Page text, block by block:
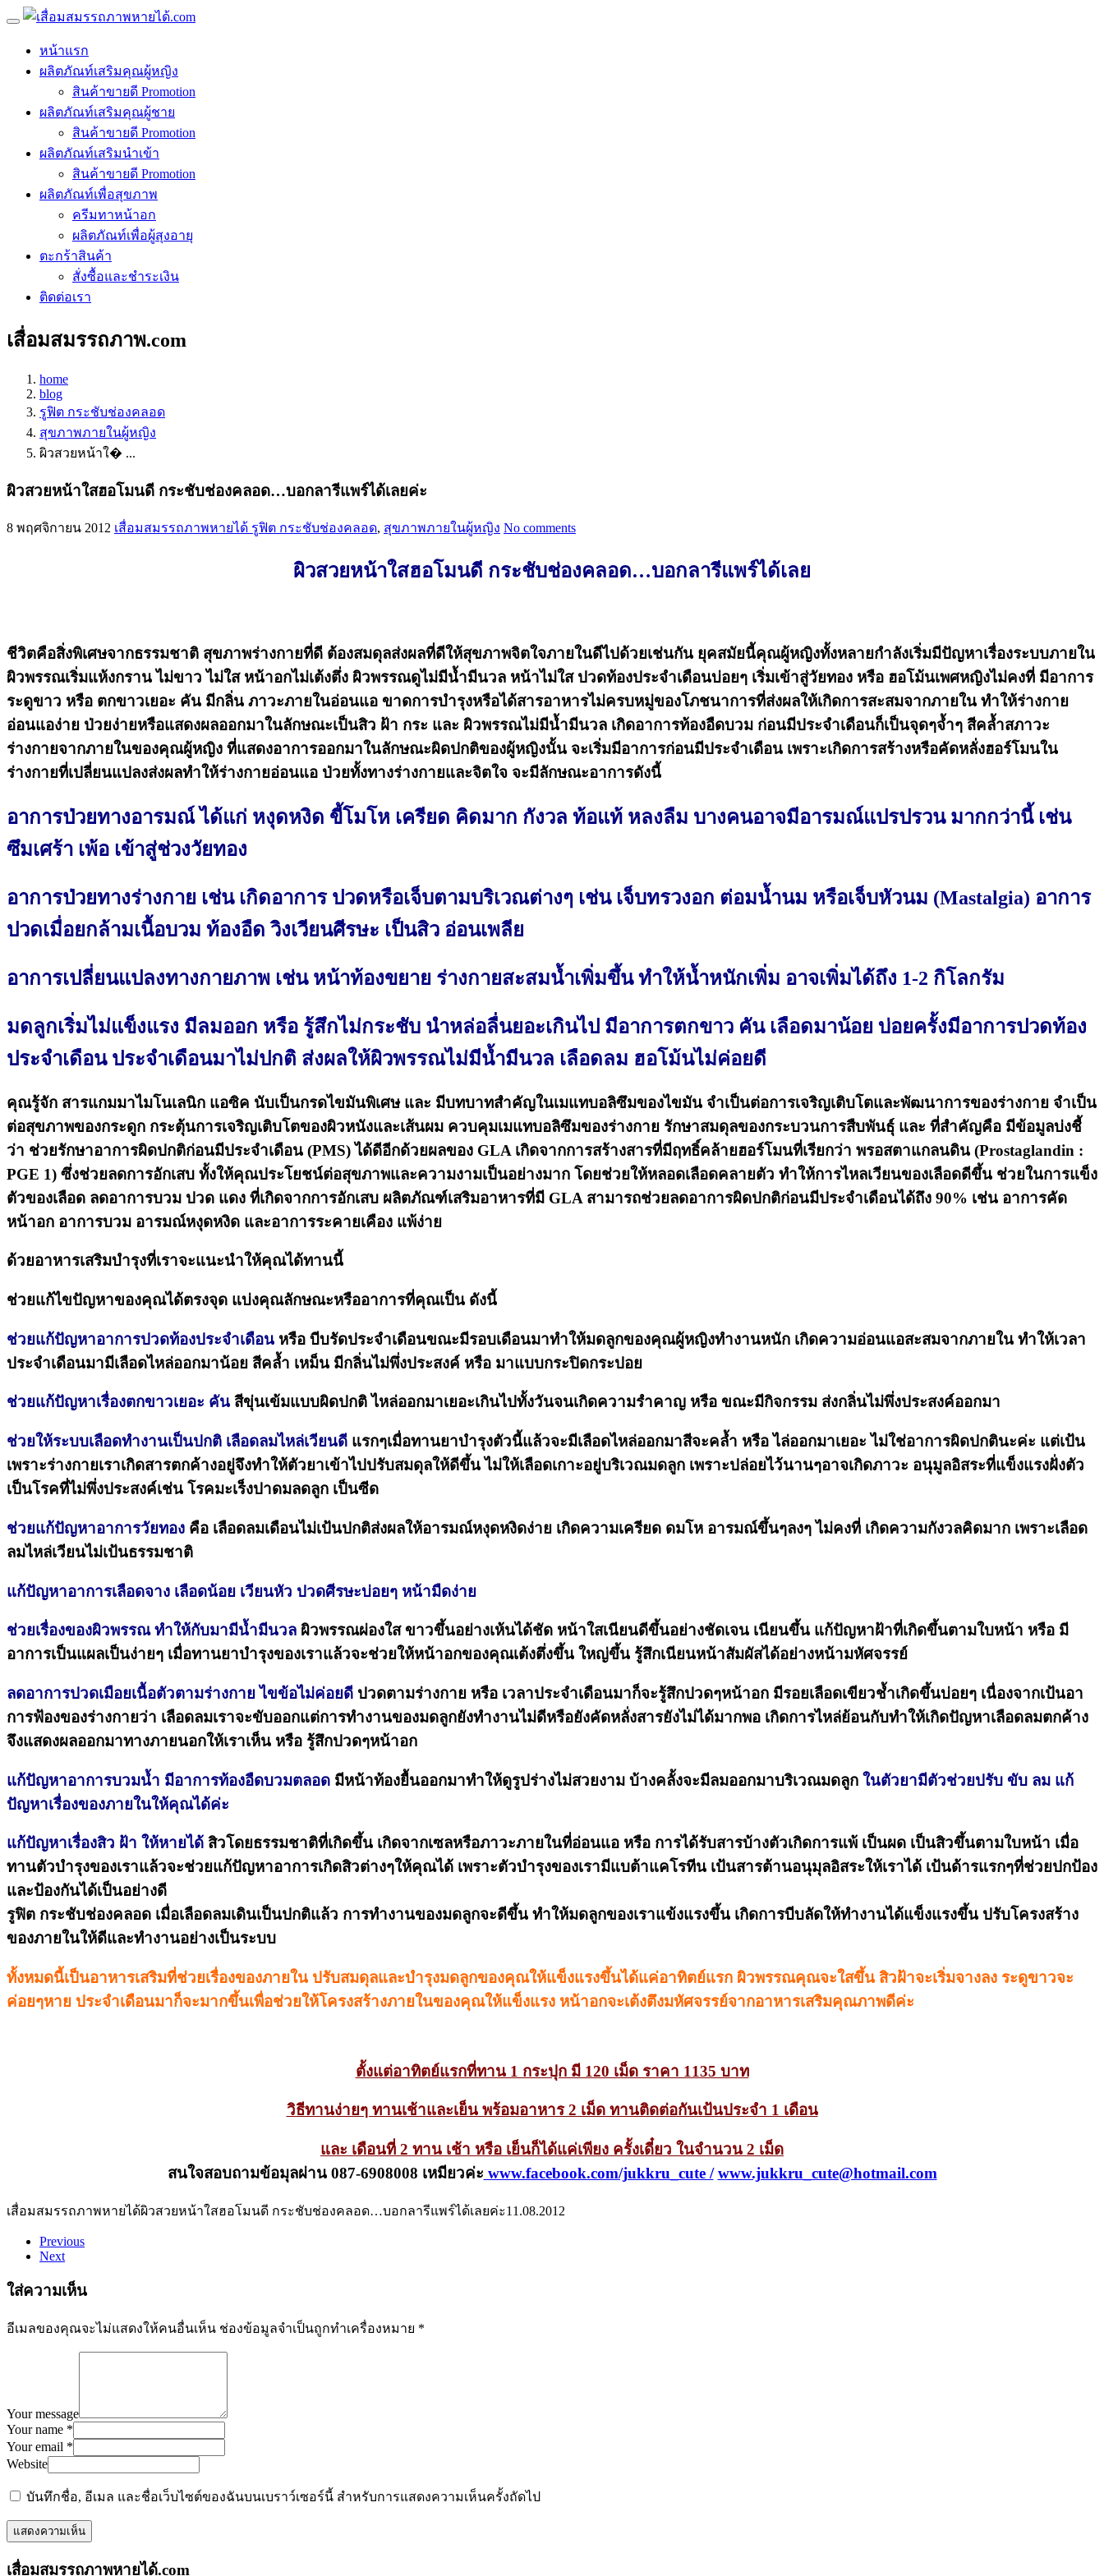
หน้าแรก
ผลิตภัณท์เสริมคุณผู้หญิง
สินค้าขายดี Promotion
ผลิตภัณท์เสริมคุณผู้ชาย
สินค้าขายดี Promotion
ผลิตภัณท์เสริมนำเข้า
สินค้าขายดี Promotion
ผลิตภัณท์เพื่อสุขภาพ
ครีมทาหน้าอก
ผลิตภัณท์เพื่อผู้สุงอายุ
ตะกร้าสินค้า
สั่งซื้อและชำระเงิน
ติดต่อเรา
เสื่อมสมรรถภาพ.com
home
blog
รูฟิต กระชับช่องคลอด
สุขภาพภายในผู้หญิง
ผิวสวยหน้าใ� ...
ผิวสวยหน้าใสฮอโมนดี กระชับช่องคลอด…บอกลารีแพร์ได้เลยค่ะ
8 พฤศจิกายน 2012 เสื่อมสมรรถภาพหายได้ รูฟิต กระชับช่องคลอด, สุขภาพภายในผู้หญิง No comments
ผิวสวยหน้าใสฮอโมนดี กระชับช่องคลอด…บอกลารีแพร์ได้เลย
ชีวิตคือสิ่งพิเศษจากธรรมชาติ สุขภาพร่างกายที่ดี ต้องสมดุลส่งผลที่ดีให้สุขภาพจิตใจภายในดีไปด้วยเช่นกัน ยุคสมัยนี้คุณผู้หญิงทั้งหลายกำลังเริ่มมีปัญหาเรื่องระบบภายใน
ผิวพรรณเริ่มแห้งกราน ไม่ขาว ไม่ใส หน้าอกไม่เต้งตึ่ง ผิวพรรณดูไม่มีน้ำมีนวล หน้าไม่ใส ปวดท้องประจำเดือนบ่อยๆ เริ่มเข้าสู่วัยทอง หรือ ฮอโม้นเพศหญิงไม่คงที่ มีอาการ
ระดูขาว หรือ ตกขาวเยอะ คัน มีกลิ่น ภาวะภายในอ่อนแอ ขาดการบำรุงหรือได้สารอาหารไม่ครบหมู่ของโภชนาการที่ส่งผลให้เกิดการสะสมจากภายใน ทำให้ร่างกาย
อ่อนแอง่าย ป่วยง่ายหรือแสดงผลออกมาในลักษณะเป็นสิว ฝ้า กระ และ ผิวพรรณไม่มีน้ำมีนวล เกิดอาการท้องอืดบวม ก่อนมีประจำเดือนก็เป็นจุดๆจ้ำๆ สีคล้ำสภาวะ
ร่างกายจากภายในของคุณผู้หญิง ที่แสดงอาการออกมาในลักษณะผิดปกติของผู้หญิงนั้น จะเริ่มมีอาการก่อนมีประจำเดือน เพราะเกิดการสร้างหรือคัดหลั่งฮอร์โมนใน
ร่างกายที่เปลี่ยนแปลงส่งผลทำให้ร่างกายอ่อนแอ ป่วยทั้งทางร่างกายและจิตใจ จะมีลักษณะอาการดังนี้
อาการป่วยทางอารมณ์ ได้แก่ หงุดหงิด ขี้โมโห เครียด คิดมาก กังวล ท้อแท้ หลงลืม บางคนอาจมีอารมณ์แปรปรวน มากกว่านี้ เช่น
ซึมเศร้า เพ้อ เข้าสู่ช่วงวัยทอง
อาการป่วยทางร่างกาย เช่น เกิดอาการ ปวดหรือเจ็บตามบริเวณต่างๆ เช่น เจ็บทรวงอก ต่อมน้ำนม หรือเจ็บหัวนม (Mastalgia) อาการ
ปวดเมื่อยกล้ามเนื้อบวม ท้องอืด วิงเวียนศีรษะ เป็นสิว อ่อนเพลีย
อาการเปลี่ยนแปลงทางกายภาพ เช่น หน้าท้องขยาย ร่างกายสะสมน้ำเพิ่มขึ้น ทำให้น้ำหนักเพิ่ม อาจเพิ่มได้ถึง 1-2 กิโลกรัม
มดลูกเริ่มไม่แข็งแรง มีลมออก หรือ รู้สึกไม่กระชับ นำหล่อลื่นยอะเกินไป มีอาการตกขาว คัน เลือดมาน้อย บ่อยครั้งมีอาการปวดท้อง
ประจำเดือน ประจำเดือนมาไม่ปกติ ส่งผลให้ผิวพรรณไม่มีน้ำมีนวล เลือดลม ฮอโม้นไม่ค่อยดี
คุณรู้จัก สารแกมมาไมโนเลนิก แอซิค นับเป็นกรดไขมันพิเศษ และ มีบทบาทสำคัญในเมแทบอลิซึมของไขมัน จำเป็นต่อการเจริญเติบโตและพัฒนาการของร่างกาย จำเป็น
ต่อสุขภาพของกระดูก กระตุ้นการเจริญเติบโตของผิวหนังและเส้นผม ควบคุมเมแทบอลิซึมของร่างกาย รักษาสมดุลของกระบวนการสืบพันธุ์ และ ที่สำคัญคือ มีข้อมูลบ่งชี้
ว่า ช่วยรักษาอาการผิดปกติก่อนมีประจำเดือน (PMS) ได้ดีอีกด้วยผลของ GLA เกิดจากการสร้างสารที่มีฤทธิ์คล้ายฮอร์โมนที่เรียกว่า พรอสตาแกลนดิน (Prostaglandin :
PGE 1) ซึ่งช่วยลดการอักเสบ ทั้งให้คุณประโยชน์ต่อสุขภาพและความงามเป็นอย่างมาก โดยช่วยให้หลอดเลือดคลายตัว ทำให้การไหลเวียนของเลือดดีขึ้น ช่วยในการแข็ง
ตัวของเลือด ลดอาการบวม ปวด แดง ที่เกิดจากการอักเสบ ผลิตภัณฑ์เสริมอาหารที่มี GLA สามารถช่วยลดอาการผิดปกติก่อนมีประจำเดือนได้ถึง 90% เช่น อาการคัด
หน้าอก อาการบวม อารมณ์หงุดหงิด และอาการระคายเคือง แพ้ง่าย
ด้วยอาหารเสริมบำรุงที่เราจะแนะนำให้คุณได้ทานนี้
ช่วยแก้ไขปัญหาของคุณได้ตรงจุด แบ่งคุณลักษณะหรืออาการที่คุณเป็น ดังนี้
ช่วยแก้ปัญหาอาการปวดท้องประจำเดือน หรือ บีบรัดประจำเดือนขณะมีรอบเดือนมาทำให้มดลูกของคุณผู้หญิงทำงานหนัก เกิดความอ่อนแอสะสมจากภายใน ทำให้เวลา
ประจำเดือนมามีเลือดไหล่ออกมาน้อย สีคล้ำ เหม็น มีกลิ่นไม่พึ่งประสงค์ หรือ มาแบบกระปิดกระปอย
ช่วยแก้ปัญหาเรื่องตกขาวเยอะ คัน สีขุ่นเข้มแบบผิดปกติ ไหล่ออกมาเยอะเกินไปทั้งวันจนเกิดความรำคาญ หรือ ขณะมีกิจกรรม ส่งกลิ่นไม่พึ่งประสงค์ออกมา
ช่วยให้ระบบเลือดทำงานเป็นปกติ เลือดลมไหล่เวียนดี แรกๆเมื่อทานยาบำรุงตัวนี้แล้วจะมีเลือดไหล่ออกมาสีจะคล้ำ หรือ ไล่ออกมาเยอะ ไม่ใช่อาการผิดปกตินะค่ะ แต่เป้น
เพราะร่างกายเราเกิดสารตกค้างอยู่จึงทำให้ตัวยาเข้าไปปรับสมดุลให้ดีขึ้น ไม่ให้เลือดเกาะอยู่บริเวณมดลูก เพราะปล่อยไว้นานๆอาจเกิดภาวะ อนุมูลอิสระที่แข็งแรงฝั่งตัว
เป็นโรคที่ไม่พึ่งประสงค์เช่น โรคมะเร็งปาดมลดลูก เป็นซีด
ช่วยแก้ปัญหาอาการวัยทอง คือ เลือดลมเดือนไม่เป้นปกติส่งผลให้อารมณ์หงุดหงิดง่าย เกิดความเครียด ดมโห อารมณ์ขึ้นๆลงๆ ไม่คงที่ เกิดความกังวลคิดมาก เพราะเลือด
ลมไหล่เวียนไม่เป้นธรรมชาติ
แก้ปัญหาอาการเลือดจาง เลือดน้อย เวียนหัว ปวดศีรษะบ่อยๆ หน้ามืดง่าย
ช่วยเรื่องของผิวพรรณ ทำให้กับมามีน้ำมีนวล ผิวพรรณผ่องใส ขาวขึ้นอย่างเห้นได้ชัด หน้าใสเนียนดีขึ้นอย่างชัดเจน เนียนขึ้น แก้ปัญหาฝ้าที่เกิดขึ้นตามใบหน้า หรือ มี
อาการเป็นแผลเป็นง่ายๆ เมื่อทานยาบำรุงของเราแล้วจะช่วยให้หน้าอกของคุณเต้งตึ่งขึ้น ใหญ่ขึ้น รู้สึกเนียนหน้าสัมผัสได้อย่างหน้ามหัศจรรย์
ลดอาการปวดเมือยเนื้อตัวตามร่างกาย ไขข้อไม่ค่อยดี ปวดตามร่างกาย หรือ เวลาประจำเดือนมาก็จะรู้สึกปวดๆหน้าอก มีรอยเลือดเขียวช้ำเกิดขึ้นบ่อยๆ เนื่องจากเป้นอา
การฟ้องของร่างกายว่า เลือดลมเราจะขับออกแต่การทำงานของมดลูกยังทำงานไม่ดีหรือยังคัดหลั่งสารยังไม่ได้มากพอ เกิดการไหล่ย้อนกับทำให้เกิดปัญหาเลือดลมตกค้าง
จึงแสดงผลออกมาทางภายนอกให้เราเห็น หรือ รู้สึกปวดๆหน้าอก
แก้ปัญหาอาการบวมน้ำ มีอาการท้องอืดบวมตลอด มีหน้าท้องยื้นออกมาทำให้ดูรูปร่างไม่สวยงาม บ้างคลั้งจะมีลมออกมาบริเวณมดลูก ในตัวยามีตัวช่วยปรับ ขับ ลม แก้
ปัญหาเรื่องของภายในให้คุณได้ค่ะ
แก้ปัญหาเรื่องสิว ฝ้า ให้หายได้ สิวโดยธรรมชาติที่เกิดขึ้น เกิดจากเซลหรือภาวะภายในที่อ่อนแอ หรือ การได้รับสารบ้างตัวเกิดการแพ้ เป็นผด เป็นสิวขึ้นตามใบหน้า เมื่อ
ทานตัวบำรุงของเราแล้วจะช่วยแก้ปัญหาอาการเกิดสิวต่างๆให้คุณได้ เพราะตัวบำรุงของเรามีแบต้าแคโรทีน เป้นสารต้านอนุมุลอิสระให้เราได้ เป้นด้ารแรกๆที่ช่วยปกป้อง
และป้องกันได้เป็นอย่างดี
รูฟิต กระชับช่องคลอด เมื่อเลือดลมเดินเป็นปกติแล้ว การทำงานของมดลูกจะดีขึ้น ทำให้มดลูกของเราแข้งแรงขึ้น เกิดการบีบลัดให้ทำงานได้แข็งแรงขึ้น ปรับโครงสร้าง
ของภายในให้ดีและทำงานอย่างเป็นระบบ
ทั้งหมดนี้เป็นอาหารเสริมที่ช่วยเรื่องของภายใน ปรับสมดุลและบำรุงมดลูกของคุณให้แข็งแรงขึ้นได้แค่อาทิตย์แรก ผิวพรรณคุณจะใสขึ้น สิวฝ้าจะเริ่มจางลง ระดูขาวจะ
ค่อยๆหาย ประจำเดือนมาก็จะมากขึ้นเพื่อช่วยให้โครงสร้างภายในของคุณให้แข็งแรง หน้าอกจะเต้งตึงมหัศจรรย์จากอาหารเสริมคุณภาพดีค่ะ
ตั้งแต่อาทิตย์แรกที่ทาน 1 กระปุก มี 120 เม็ด ราคา 1135 บาท
วิธีทานง่ายๆ ทานเช้าและเย็น พร้อมอาหาร 2 เม็ด ทานติดต่อกันเป้นประจำ 1 เดือน
และ เดือนที่ 2 ทาน เช้า หรือ เย็นก็ได้แค่เพียง ครั้งเดี๋ยว ในจำนวน 2 เม็ด
สนใจสอบถามข้อมุลผ่าน 087-6908008 เหมียวค่ะ www.facebook.com/jukkru_cute / www.jukkru_cute@hotmail.com
เสื่อมสมรรถภาพหายได้ผิวสวยหน้าใสฮอโมนดี กระชับช่องคลอด…บอกลารีแพร์ได้เลยค่ะ11.08.2012
Previous
Next
ใส่ความเห็น
อีเมลของคุณจะไม่แสดงให้คนอื่นเห็น ช่องข้อมูลจำเป็นถูกทำเครื่องหมาย *
Your message
Your name *
Your email *
Website
บันทึกชื่อ, อีเมล และชื่อเว็บไซต์ของฉันบนเบราว์เซอร์นี้ สำหรับการแสดงความเห็นครั้งถัดไป
เสื่อมสมรรถภาพหายได้.com